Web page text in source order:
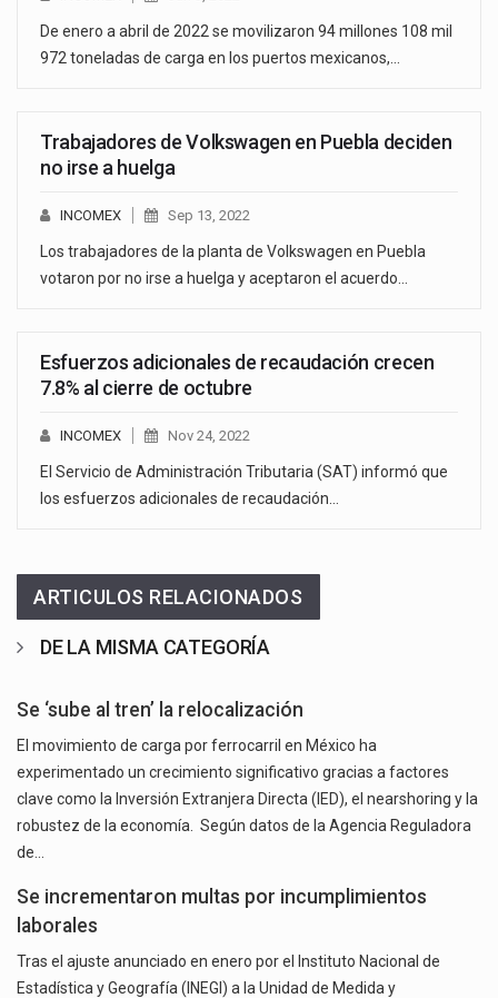
De enero a abril de 2022 se movilizaron 94 millones 108 mil
972 toneladas de carga en los puertos mexicanos,…
Trabajadores de Volkswagen en Puebla deciden
no irse a huelga
INCOMEX Sep 13, 2022
Los trabajadores de la planta de Volkswagen en Puebla
votaron por no irse a huelga y aceptaron el acuerdo…
Esfuerzos adicionales de recaudación crecen
7.8% al cierre de octubre
INCOMEX Nov 24, 2022
El Servicio de Administración Tributaria (SAT) informó que
los esfuerzos adicionales de recaudación…
ARTICULOS RELACIONADOS
DE LA MISMA CATEGORÍA
Se ‘sube al tren’ la relocalización
El movimiento de carga por ferrocarril en México ha
experimentado un crecimiento significativo gracias a factores
clave como la Inversión Extranjera Directa (IED), el nearshoring y la
robustez de la economía. Según datos de la Agencia Reguladora
de…
Se incrementaron multas por incumplimientos
laborales
Tras el ajuste anunciado en enero por el Instituto Nacional de
Estadística y Geografía (INEGI) a la Unidad de Medida y